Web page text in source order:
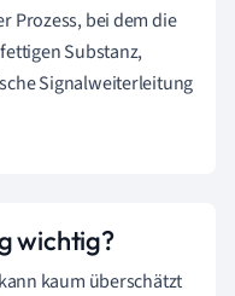
Prozess, bei dem die
Substanz,
Signalweiterleitung
wichtig?
kaum überschätzt